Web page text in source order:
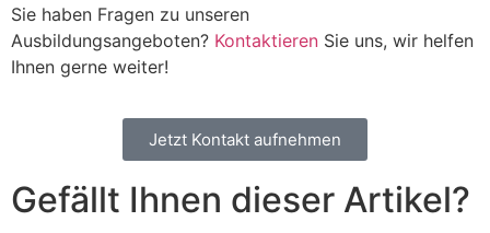
Sie haben Fragen zu unseren
Ausbildungsangeboten? Kontaktieren Sie uns, wir helfen
Ihnen gerne weiter!
Jetzt Kontakt aufnehmen
Gefällt Ihnen dieser Artikel?